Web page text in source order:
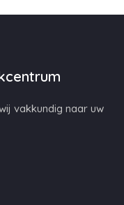
vakkundig naar uw